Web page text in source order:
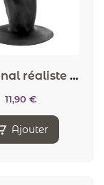
Plug anal réaliste noir 11 cm – Real Tim
11,90 €
Ajouter